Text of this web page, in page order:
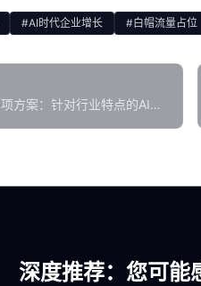
#AI时代企业增长 #白帽流量占位
方案：针对行业特点的AI搜
深度推荐：您可能